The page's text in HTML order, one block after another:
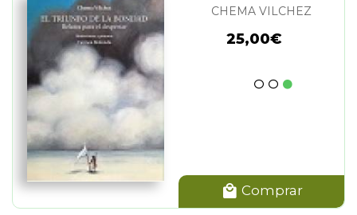
CHEMA VILCHEZ
25,00€
Comprar